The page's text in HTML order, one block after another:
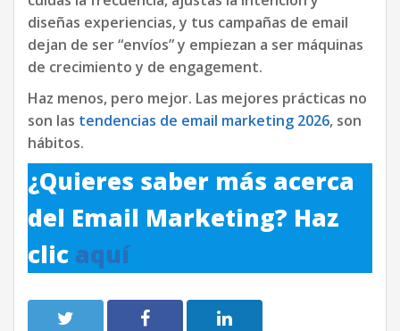
diseñas experiencias, y tus campañas de email
dejan de ser “envíos” y empiezan a ser máquinas
de crecimiento y de engagement.
Haz menos, pero mejor. Las mejores prácticas no
son las tendencias de email marketing 2026, son
hábitos.
¿Quieres saber más acerca
del Email Marketing? Haz
clic aquí